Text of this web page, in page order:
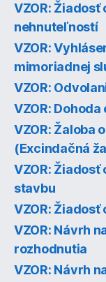
VZOR:
nehnuteľností
VZOR:
mimoriadnej
VZOR:
VZOR:
VZOR: Žaloba
(Excindačná
VZOR:
stavbu
VZOR:
VZOR: Návrh
rozhodnutia
VZOR: Návrh